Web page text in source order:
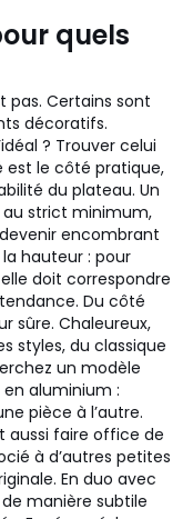
quels
pas. Certains sont
décoratifs.
? Trouver celui
est le côté pratique,
du plateau. Un
strict minimum,
encombrant
hauteur : pour
doit correspondre
Du côté
sûre. Chaleureux,
styles, du classique
un modèle
aluminium :
pièce à l’autre.
aussi faire office de
à d’autres petites
En duo avec
manière subtile